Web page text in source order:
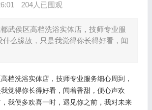
204人已围观
武侯区高档洗浴实体店，技师专业服
什么缘故，只是我觉得你长得好看，闻
档洗浴实体店，技师专业服务细心周到，
觉得你长得好看，闻着香甜，便心声欢
我便多欢喜一时，遇见你之前，我对未来